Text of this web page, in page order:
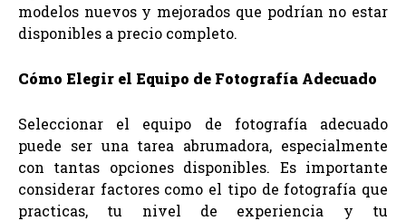
modelos nuevos y mejorados que podrían no estar
disponibles a precio completo.
Cómo Elegir el Equipo de Fotografía Adecuado
Seleccionar el equipo de fotografía adecuado
puede ser una tarea abrumadora, especialmente
con tantas opciones disponibles. Es importante
considerar factores como el tipo de fotografía que
practicas, tu nivel de experiencia y tu